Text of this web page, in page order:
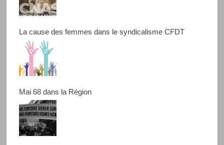
La cause des femmes dans le syndicalisme CFDT
Mai 68 dans la Région